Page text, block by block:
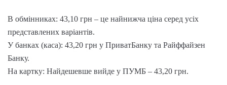
В обмінниках: 43,10 грн – це найнижча ціна серед усіх
представлених варіантів.
У банках (каса): 43,20 грн у ПриватБанку та Райффайзен
Банку.
На картку: Найдешевше вийде у ПУМБ – 43,20 грн.